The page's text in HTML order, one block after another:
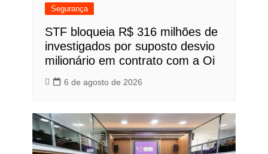
Segurança
STF bloqueia R$ 316 milhões de
investigados por suposto desvio
milionário em contrato com a Oi
6 de agosto de 2026